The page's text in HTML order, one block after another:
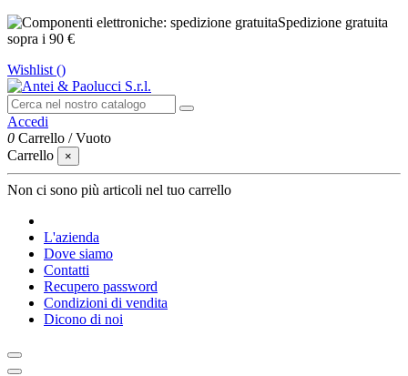
Spedizione gratuita
sopra i 90 €
Wishlist ()
Accedi
0 Carrello /Vuoto
Carrello
×
Non ci sono più articoli nel tuo carrello
L'azienda
Dove siamo
Contatti
Recupero password
Condizioni di vendita
Dicono di noi